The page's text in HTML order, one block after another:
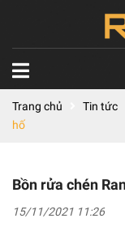
Trang chủ Tin tức
hố
Bồn rửa chén
15/11/2021 11:26